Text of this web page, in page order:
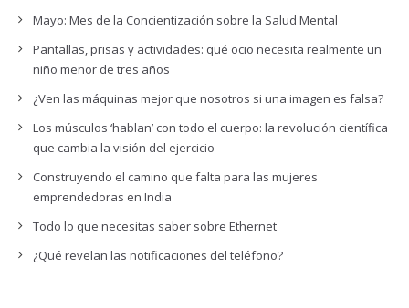
Mayo: Mes de la Concientización sobre la Salud Mental
Pantallas, prisas y actividades: qué ocio necesita realmente un
niño menor de tres años
¿Ven las máquinas mejor que nosotros si una imagen es falsa?
Los músculos ‘hablan’ con todo el cuerpo: la revolución científica
que cambia la visión del ejercicio
Construyendo el camino que falta para las mujeres
emprendedoras en India
Todo lo que necesitas saber sobre Ethernet
¿Qué revelan las notificaciones del teléfono?